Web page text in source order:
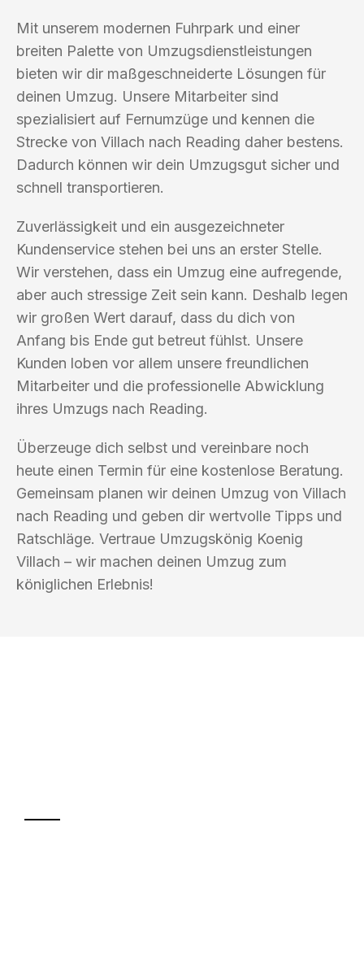
Mit unserem modernen Fuhrpark und einer
breiten Palette von Umzugsdienstleistungen
bieten wir dir maßgeschneiderte Lösungen für
deinen Umzug. Unsere Mitarbeiter sind
spezialisiert auf Fernumzüge und kennen die
Strecke von Villach nach Reading daher bestens.
Dadurch können wir dein Umzugsgut sicher und
schnell transportieren.
Zuverlässigkeit und ein ausgezeichneter
Kundenservice stehen bei uns an erster Stelle.
Wir verstehen, dass ein Umzug eine aufregende,
aber auch stressige Zeit sein kann. Deshalb legen
wir großen Wert darauf, dass du dich von
Anfang bis Ende gut betreut fühlst. Unsere
Kunden loben vor allem unsere freundlichen
Mitarbeiter und die professionelle Abwicklung
ihres Umzugs nach Reading.
Überzeuge dich selbst und vereinbare noch
heute einen Termin für eine kostenlose Beratung.
Gemeinsam planen wir deinen Umzug von Villach
nach Reading und geben dir wertvolle Tipps und
Ratschläge. Vertraue Umzugskönig Koenig
Villach – wir machen deinen Umzug zum
königlichen Erlebnis!